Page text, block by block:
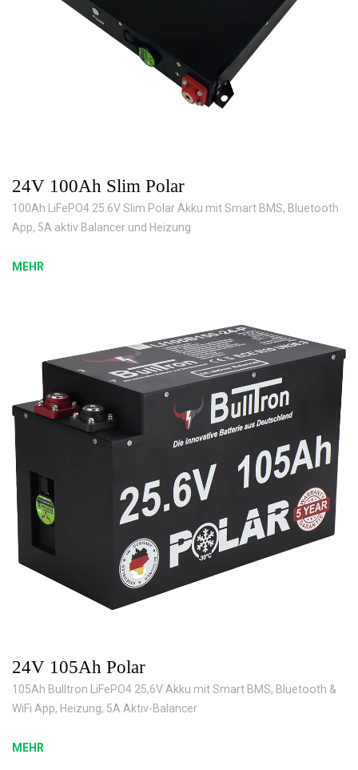
24V 100Ah Slim Polar
100Ah LiFePO4 25.6V Slim Polar Akku mit Smart BMS, Bluetooth
App, 5A aktiv Balancer und Heizung
MEHR
24V 105Ah Polar
105Ah Bulltron LiFePO4 25,6V Akku mit Smart BMS, Bluetooth &
WiFi App, Heizung, 5A Aktiv-Balancer
MEHR